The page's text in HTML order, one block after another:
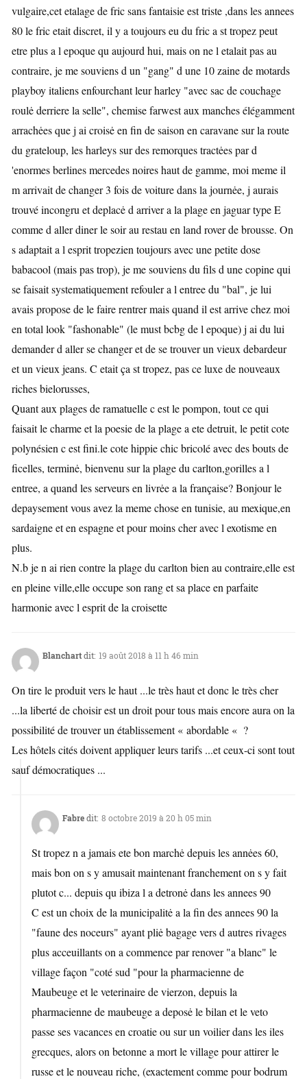
vulgaire,cet etalage de fric sans fantaisie est triste ,dans les annees
80 le fric etait discret, il y a toujours eu du fric a st tropez peut
etre plus a l epoque qu aujourd hui, mais on ne l etalait pas au
contraire, je me souviens d un "gang" d une 10 zaine de motards
playboy italiens enfourchant leur harley "avec sac de couchage
roulė derriere la selle", chemise farwest aux manches élégamment
arrachėes que j ai croisė en fin de saison en caravane sur la route
du grateloup, les harleys sur des remorques tractėes par d
'enormes berlines mercedes noires haut de gamme, moi meme il
m arrivait de changer 3 fois de voiture dans la journėe, j aurais
trouvé incongru et deplacė d arriver a la plage en jaguar type E
comme d aller diner le soir au restau en land rover de brousse. On
s adaptait a l esprit tropezien toujours avec une petite dose
babacool (mais pas trop), je me souviens du fils d une copine qui
se faisait systematiquement refouler a l entree du "bal", je lui
avais propose de le faire rentrer mais quand il est arrive chez moi
en total look "fashonable" (le must bcbg de l epoque) j ai du lui
demander d aller se changer et de se trouver un vieux debardeur
et un vieux jeans. C etait ça st tropez, pas ce luxe de nouveaux
riches bielorusses,
Quant aux plages de ramatuelle c est le pompon, tout ce qui
faisait le charme et la poesie de la plage a ete detruit, le petit cote
polynésien c est fini.le cote hippie chic bricolé avec des bouts de
ficelles, terminė, bienvenu sur la plage du carlton,gorilles a l
entree, a quand les serveurs en livrėe a la française? Bonjour le
depaysement vous avez la meme chose en tunisie, au mexique,en
sardaigne et en espagne et pour moins cher avec l exotisme en
plus.
N.b je n ai rien contre la plage du carlton bien au contraire,elle est
en pleine ville,elle occupe son rang et sa place en parfaite
harmonie avec l esprit de la croisette
Blanchartdit: 19 août 2018 à 11 h 46 min
On tire le produit vers le haut ...le très haut et donc le très cher
...la liberté de choisir est un droit pour tous mais encore aura on la
possibilité de trouver un établissement « abordable « ?
Les hôtels cités doivent appliquer leurs tarifs ...et ceux-ci sont tout
sauf démocratiques ...
Fabre dit: 8 octobre 2019 à 20 h 05 min
St tropez n a jamais ete bon marchė depuis les annėes 60,
mais bon on s y amusait maintenant franchement on s y fait
plutot c... depuis qu ibiza l a detronė dans les annees 90
C est un choix de la municipalitė a la fin des annees 90 la
"faune des noceurs" ayant pliė bagage vers d autres rivages
plus acceuillants on a commence par renover "a blanc" le
village façon "coté sud "pour la pharmacienne de
Maubeuge et le veterinaire de vierzon, depuis la
pharmacienne de maubeuge a deposė le bilan et le veto
passe ses vacances en croatie ou sur un voilier dans les iles
grecques, alors on betonne a mort le village pour attirer le
russe et le nouveau riche, (exactement comme pour bodrum